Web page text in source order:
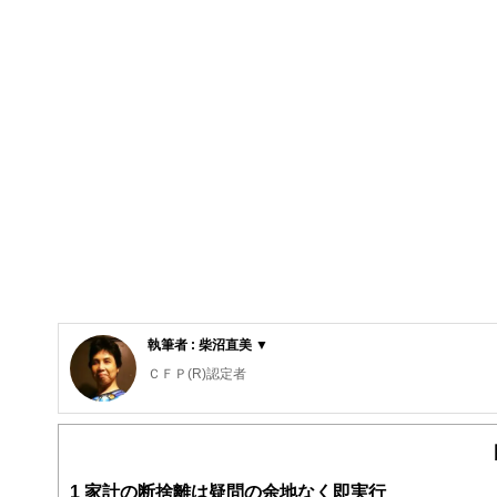
執筆者 : 柴沼直美 ▼
ＣＦＰ(R)認定者
大学を卒業後、保険営業に従事したのち渡米。MBAを修
数。現在は、FP業務と教育機関での講師業を行う。2017
1 家計の断捨離は疑問の余地なく即実行